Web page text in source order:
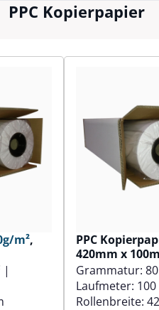
PPC Kopierpapier
m²,
|
PPC
420mm x 100m
Grammatur:
Laufmeter:
Rollenbreite: